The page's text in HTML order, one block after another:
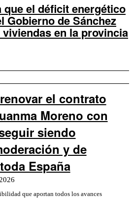
que el déficit energético
Gobierno de Sánchez
viviendas en la provincia
el contrato
Moreno con
siendo
y de
España
que aportan todos los avances